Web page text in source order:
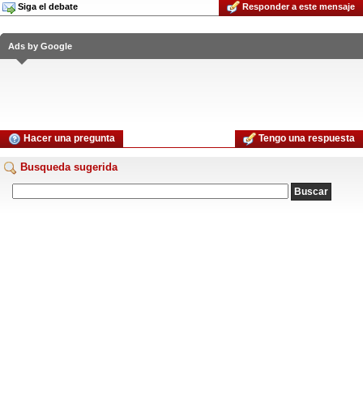
Siga el debate Responder a este mensaje
Ads by Google
Hacer una pregunta Tengo una respuesta
Busqueda sugerida